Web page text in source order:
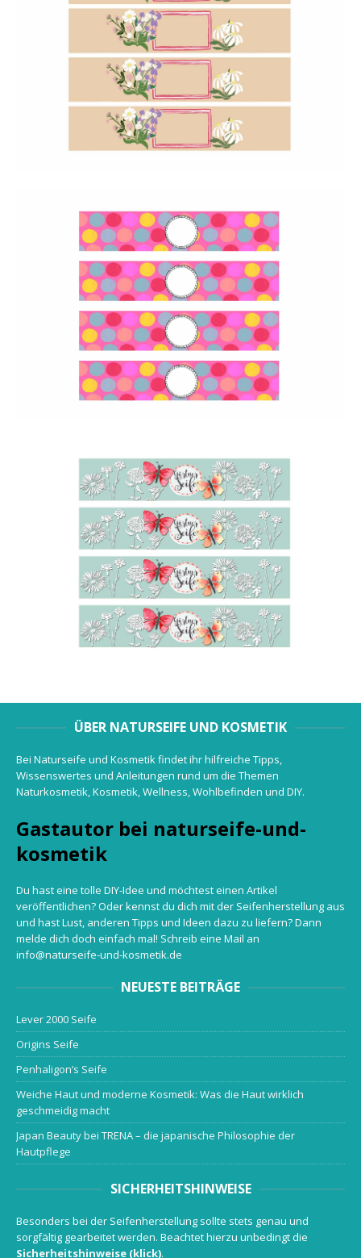
ÜBER NATURSEIFE UND KOSMETIK
Bei Naturseife und Kosmetik findet ihr hilfreiche Tipps,
Wissenswertes und Anleitungen rund um die Themen
Naturkosmetik, Kosmetik, Wellness, Wohlbefinden und DIY.
Gastautor bei naturseife-und-
kosmetik
Du hast eine tolle DIY-Idee und möchtest einen Artikel
veröffentlichen? Oder kennst du dich mit der Seifenherstellung aus
und hast Lust, anderen Tipps und Ideen dazu zu liefern? Dann
melde dich doch einfach mal! Schreib eine Mail an
info@naturseife-und-kosmetik.de
NEUESTE BEITRÄGE
Lever 2000 Seife
Origins Seife
Penhaligon’s Seife
Weiche Haut und moderne Kosmetik: Was die Haut wirklich
geschmeidig macht
Japan Beauty bei TRENA – die japanische Philosophie der
Hautpflege
SICHERHEITSHINWEISE
Besonders bei der Seifenherstellung sollte stets genau und
sorgfältig gearbeitet werden. Beachtet hierzu unbedingt die
Sicherheitshinweise (klick).